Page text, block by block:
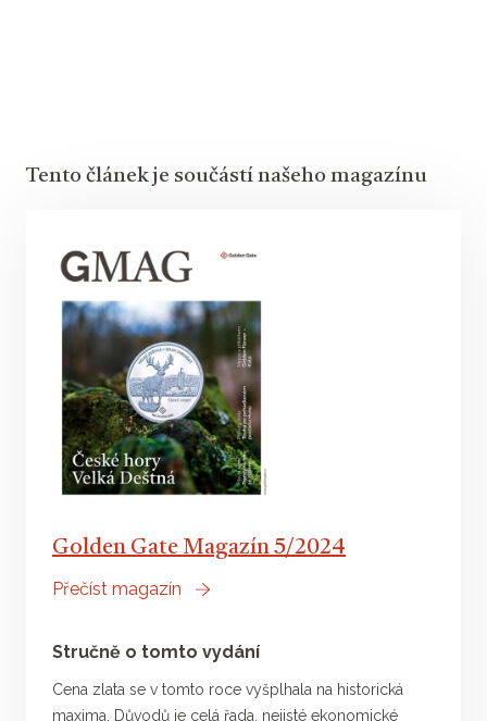
Tento článek je součástí našeho magazínu
Golden Gate Magazín 5/2024
Přečíst magazín
Stručně o tomto vydání
Cena zlata se v tomto roce vyšplhala na historická
maxima. Důvodů je celá řada, nejisté ekonomické